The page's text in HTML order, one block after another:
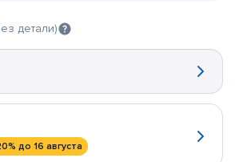
детали)
до 16 августа